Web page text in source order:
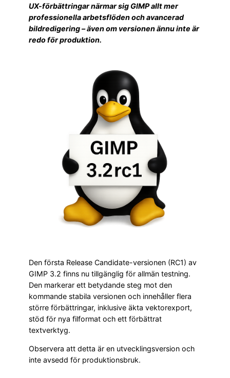
UX-förbättringar närmar sig GIMP allt mer
professionella arbetsflöden och avancerad
bildredigering – även om versionen ännu inte är
redo för produktion.
Den första Release Candidate-versionen (RC1) av
GIMP 3.2 finns nu tillgänglig för allmän testning.
Den markerar ett betydande steg mot den
kommande stabila versionen och innehåller flera
större förbättringar, inklusive äkta vektorexport,
stöd för nya filformat och ett förbättrat
textverktyg.
Observera att detta är en utvecklingsversion och
inte avsedd för produktionsbruk.